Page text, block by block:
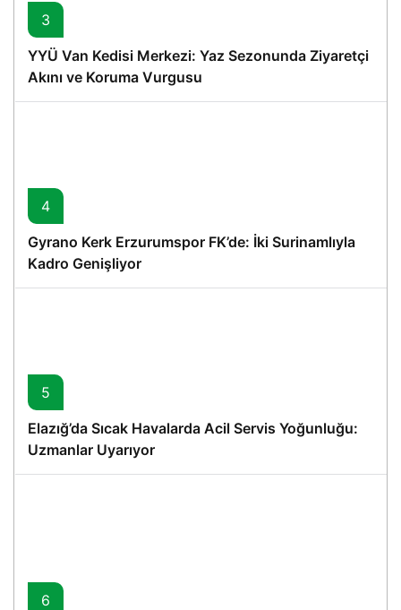
3
YYÜ Van Kedisi Merkezi: Yaz Sezonunda Ziyaretçi
Akını ve Koruma Vurgusu
4
Gyrano Kerk Erzurumspor FK’de: İki Surinamlıyla
Kadro Genişliyor
5
Elazığ’da Sıcak Havalarda Acil Servis Yoğunluğu:
Uzmanlar Uyarıyor
6